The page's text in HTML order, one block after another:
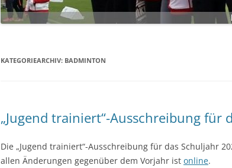
LANDKREIS
LANDKREIS
KATEGORIEARCHIV: BADMINTON
„Jugend trainiert“-Ausschreibung für
Die „Jugend trainiert“-Ausschreibung für das Schuljahr
allen Änderungen gegenüber dem Vorjahr ist online.